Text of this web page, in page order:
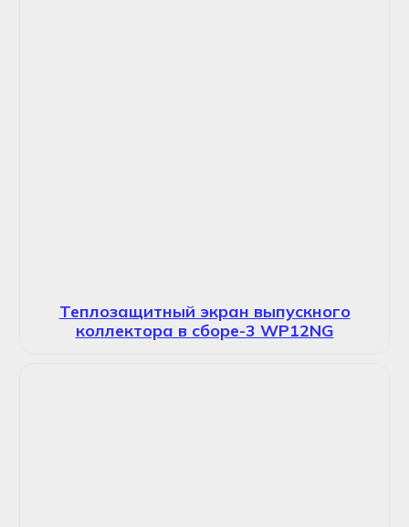
Теплозащитный экран выпускного
коллектора в сборе-3 WP12NG